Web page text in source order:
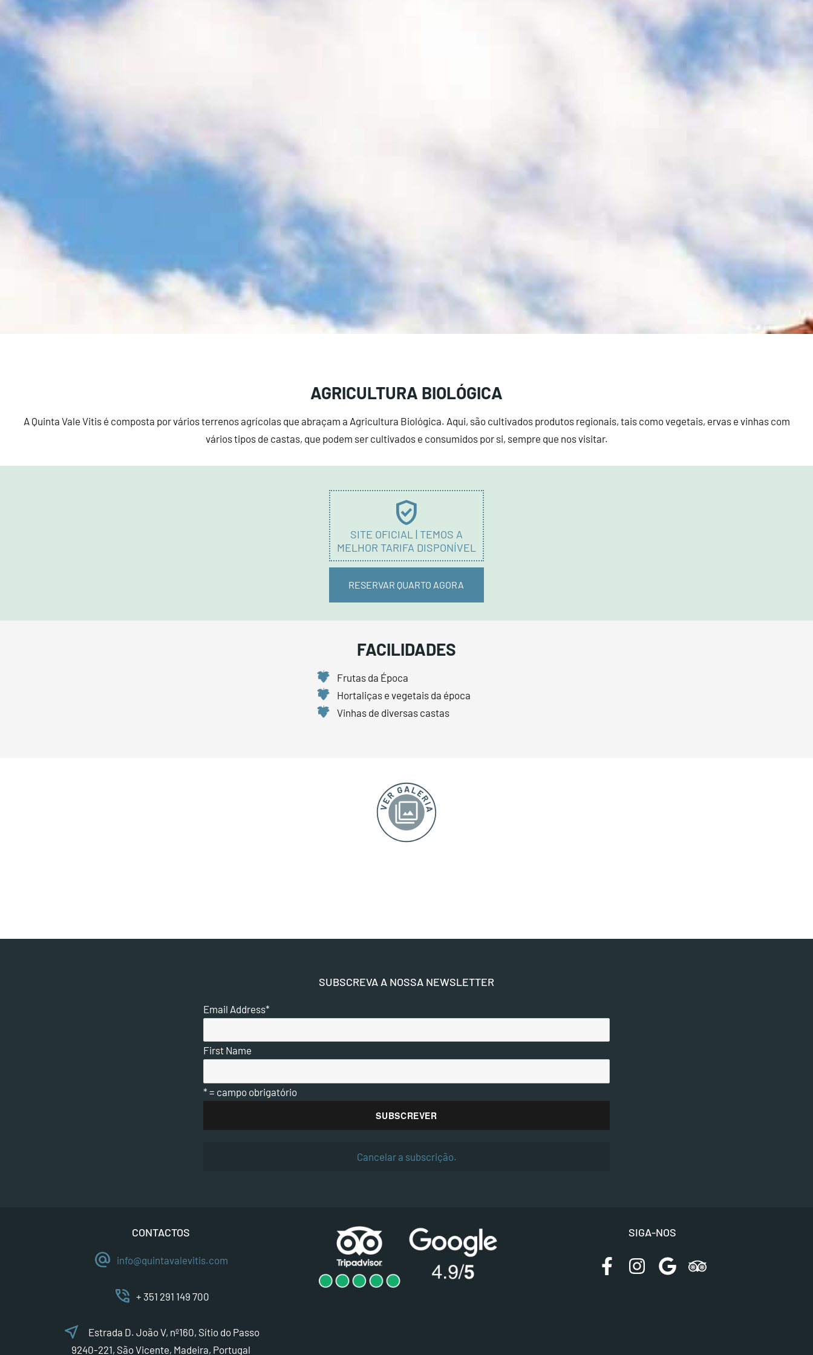
AGRICULTURA BIOLÓGICA
A Quinta Vale Vitis é composta por vários terrenos agrícolas que abraçam a Agricultura Biológica. Aqui, são cultivados produtos regionais, tais como vegetais, ervas e vinhas com
vários tipos de castas, que podem ser cultivados e consumidos por si, sempre que nos visitar.
verified_user
SITE OFICIAL | TEMOS A
MELHOR TARIFA DISPONÍVEL
RESERVAR QUARTO AGORA
FACILIDADES
Frutas da Época
Hortaliças e vegetais da época
Vinhas de diversas castas
SUBSCREVA A NOSSA NEWSLETTER
Email Address*
First Name
* = campo obrigatório
Cancelar a subscrição.
CONTACTOS
alternate_email info@quintavalevitis.com
phone_in_talk + 351 291 149 700
near_me
Estrada D. João V, nº160, Sítio do Passo
9240-221, São Vicente, Madeira, Portugal
SIGA-NOS